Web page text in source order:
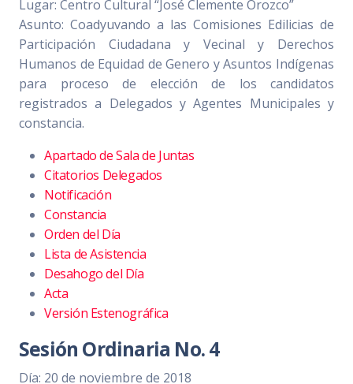
Lugar: Centro Cultural “José Clemente Orozco”
Asunto: Coadyuvando a las Comisiones Edilicias de
Participación Ciudadana y Vecinal y Derechos
Humanos de Equidad de Genero y Asuntos Indígenas
para proceso de elección de los candidatos
registrados a Delegados y Agentes Municipales y
constancia.
Apartado de Sala de Juntas
Citatorios Delegados
Notificación
Constancia
Orden del Día
Lista de Asistencia
Desahogo del Día
Acta
Versión Estenográfica
Sesión Ordinaria No. 4
Día: 20 de noviembre de 2018